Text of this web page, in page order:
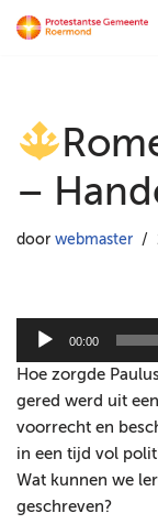
inhoud
–
door webmaster
d
i
o
s
p
e
00:00
Hoe zorgde
gered werd uit
voorrecht en
in een tijd vol
Wat kunnen we
geschreven?